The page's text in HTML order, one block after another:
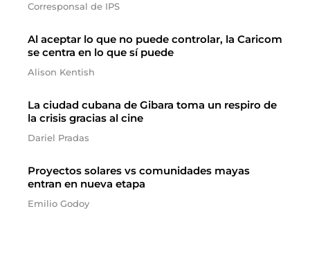
Corresponsal de IPS
Al aceptar lo que no puede controlar, la Caricom
se centra en lo que sí puede
Alison Kentish
La ciudad cubana de Gibara toma un respiro de
la crisis gracias al cine
Dariel Pradas
Proyectos solares vs comunidades mayas
entran en nueva etapa
Emilio Godoy